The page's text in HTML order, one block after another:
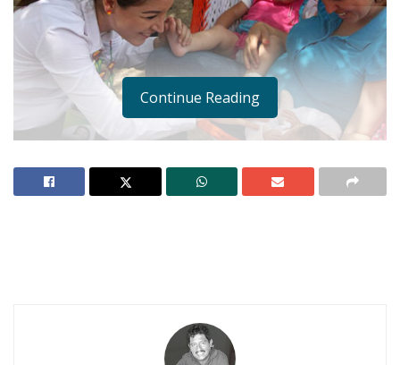
Buena tarde taurina en Ahuacatlán
Continue Reading